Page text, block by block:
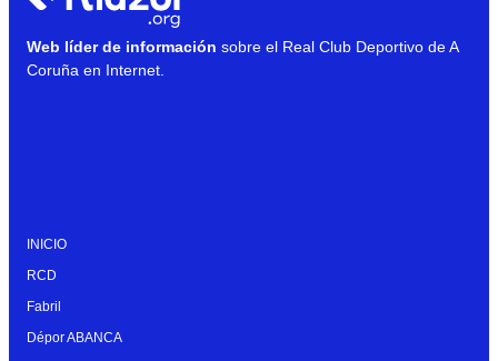
Web líder de información sobre el Real Club Deportivo de A
Coruña en Internet.
INICIO
RCD
Fabril
Dépor ABANCA